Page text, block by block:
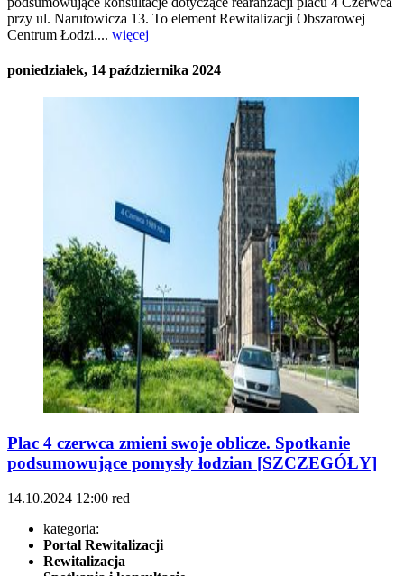
przy ul. Narutowicza 13. To element Rewitalizacji Obszarowej
Centrum Łodzi.... więcej
poniedziałek, 14 października 2024
Plac 4 czerwca zmieni swoje oblicze. Spotkanie
podsumowujące pomysły łodzian [SZCZEGÓŁY]
14.10.2024 12:00 red
kategoria:
Portal Rewitalizacji
Rewitalizacja